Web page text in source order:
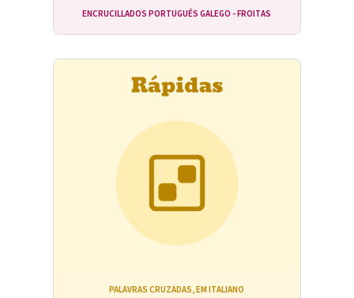
ENCRUCILLADOS PORTUGUÉS GALEGO - FROITAS
PALAVRAS CRUZADAS, EM ITALIANO